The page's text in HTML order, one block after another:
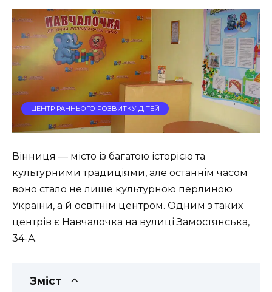
ЦЕНТР РАННЬОГО РОЗВИТКУ ДІТЕЙ
Вінниця — місто із багатою історією та
культурними традиціями, але останнім часом
воно стало не лише культурною перлиною
України, а й освітнім центром. Одним з таких
центрів є Навчалочка на вулиці Замостянська,
34-А.
Зміст